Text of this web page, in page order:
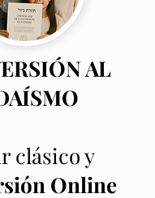
AL
clásico y
Online